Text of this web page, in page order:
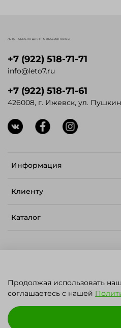
Информация
Клиенту
Каталог
+7 (922) 518-71-71
info@leto7.ru
+7 (922) 518-71-61
426008, г. Ижевск, ул.
ЛЕТО - СЕМЕНА ДЛЯ ПРОФЕССИОНАЛОВ
2023.Карта сайта.Политика
ПН - ПТ: 09:00 - 17:00
ИП Решетников Владимир
Продолжая использовать
соглашаетесь с нашей